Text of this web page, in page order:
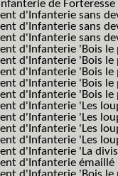
de Forteresse
d'Infanterie sans
d'Infanterie sans
d'Infanterie sans
d'Infanterie 'Bois
d'Infanterie 'Bois
d'Infanterie 'Bois
d'Infanterie 'Bois
d'Infanterie 'Bois
d'Infanterie 'Les
d'Infanterie 'Les
d'Infanterie 'Les
d'Infanterie 'Les
d'Infanterie 'La
d'Infanterie émaillé